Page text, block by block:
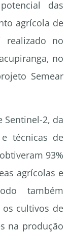
das
agrícola de
realizado no
no
Semear
Sentinel-2, da
e técnicas de
93%
agrícolas e
também
cultivos de
na produção